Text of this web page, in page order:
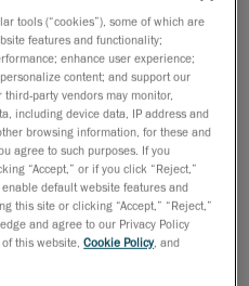
misurazione 3D portatili
annunciato l'aggiunta
20 alla propria
ACADEMIA . Il prodotto
e l’additive
insegnanti, studenti e
dalla scansione
miglioramento
ribadisce il proprio
fornendo nuove opzioni
degli studenti
tools (“cookies”), some of which are
features and functionality;
enhance user experience;
content; and support our
party vendors may monitor,
including device data, IP address and
browsing information, for these and
agree to such purposes. If you
“Accept,” or if you click “Reject,”
default website features and
this site or clicking “Accept,” “Reject,”
and agree to our Privacy Policy
of this website,Cookie Policy, and